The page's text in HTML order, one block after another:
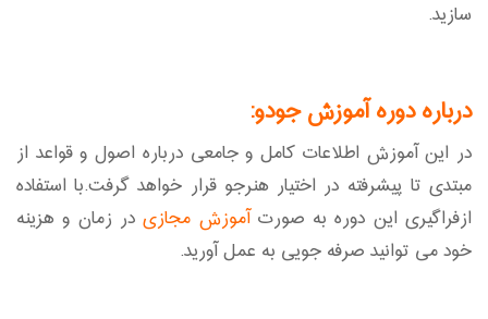
سازید.
درباره دوره آموزش جودو:
در این آموزش اطلاعات کامل و جامعی درباره اصول و قواعد از
مبتدی تا پیشرفته در اختیار هنرجو قرار خواهد گرفت.با استفاده
ازفراگیری این دوره به صورتآموزش مجازیدر زمان و هزینه
خود می توانید صرفه جویی به عمل آورید.